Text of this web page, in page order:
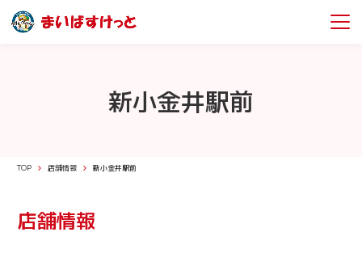
新小金井駅前
TOP 店舗情報 新小金井駅前
店舗情報